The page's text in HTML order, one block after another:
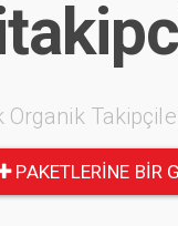
Organik
PAKETLERINE BIR